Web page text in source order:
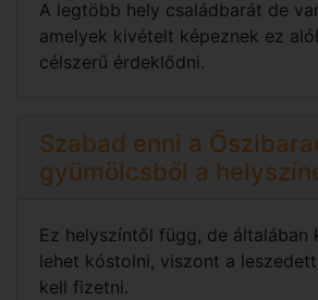
A legtöbb hely családbarát de
amelyek kivételt képeznek ez
célszerű érdeklődni.
Szabad enni a
gyümölcsből a
Ez helyszíntől függ, de általában
lehet kóstolni, viszont a
kell fizetni.